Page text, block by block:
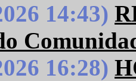
14:43)
16:28)